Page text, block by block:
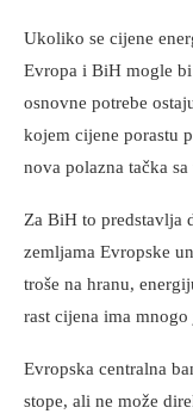
Ukoliko se cijene
Evropa i BiH mogle
osnovne potrebe
kojem cijene porastu
nova polazna tačka
Za BiH to predstavlja
zemljama Evropske
troše na hranu,
rast cijena ima
Evropska centralna
stope, ali ne može